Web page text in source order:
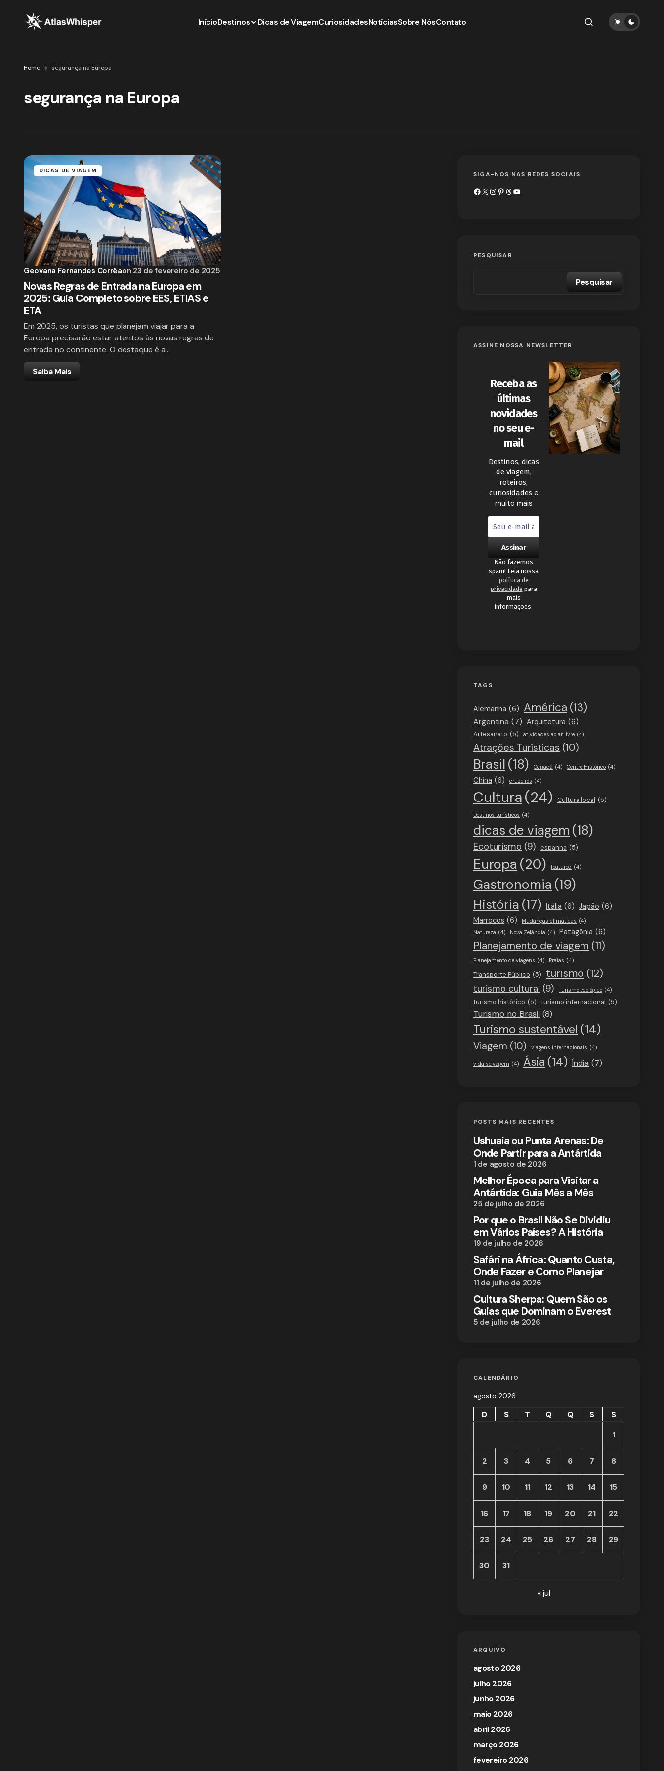
InícioDestinos Dicas de ViagemCuriosidadesNotíciasSobre NósContato
Home segurança na Europa
segurança na Europa
DICAS DE VIAGEM
Geovana Fernandes Corrêaon 23 de fevereiro de 2025
Novas Regras de Entrada na Europa em
2025: Guia Completo sobre EES, ETIAS e
ETA
Em 2025, os turistas que planejam viajar para a
Europa precisarão estar atentos às novas regras de
entrada no continente. O destaque é a…
Saiba Mais
SIGA-NOS NAS REDES SOCIAIS
PESQUISAR
Pesquisar
ASSINE NOSSA NEWSLETTER
Receba as
últimas
novidades
no seu e-
mail
Destinos, dicas
de viagem,
roteiros,
curiosidades e
muito mais
Não fazemos
spam! Leia nossa
política de
privacidade para
mais
informações.
TAGS
Alemanha (6) América (13)
Argentina (7) Arquitetura (6)
Artesanato (5) atividades ao ar livre (4)
Atrações Turísticas (10)
Brasil (18) Canadá (4) Centro Histórico (4)
China (6) cruzeiros (4)
Cultura(24) Cultura local (5)
Destinos turísticos (4)
dicas de viagem (18)
Ecoturismo (9) espanha (5)
Europa (20) featured (4)
Gastronomia (19)
História (17) Itália (6) Japão (6)
Marrocos (6) Mudanças climáticas (4)
Natureza (4) Nova Zelândia (4) Patagônia (6)
Planejamento de viagem (11)
Planejamento de viagens (4) Praias (4)
Transporte Público (5) turismo (12)
turismo cultural (9) Turismo ecológico (4)
turismo histórico (5) turismo internacional (5)
Turismo no Brasil (8)
Turismo sustentável (14)
Viagem (10) viagens internacionais (4)
vida selvagem (4) Ásia (14) Índia (7)
POSTS MAIS RECENTES
Ushuaia ou Punta Arenas: De
Onde Partir para a Antártida
1 de agosto de 2026
Melhor Época para Visitar a
Antártida: Guia Mês a Mês
25 de julho de 2026
Por que o Brasil Não Se Dividiu
em Vários Países? A História
19 de julho de 2026
Safári na África: Quanto Custa,
Onde Fazer e Como Planejar
11 de julho de 2026
Cultura Sherpa: Quem São os
Guias que Dominam o Everest
5 de julho de 2026
CALENDÁRIO
agosto 2026
D S T Q Q S
S
1
2 3 4 5 6 7 8
9 10 11 12 13 14 15
16 17 18 19 20 21 22
23 24 25 26 27 28 29
30 31
« jul
ARQUIVO
agosto 2026
julho 2026
junho 2026
maio 2026
abril 2026
março 2026
fevereiro 2026